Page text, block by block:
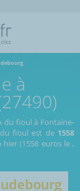
à
du fioul à Fontaine-
fioul est de 1558
hier (1558 euros le,